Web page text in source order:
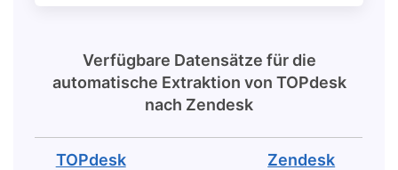
Verfügbare Datensätze für die
automatische Extraktion von TOPdesk
nach Zendesk
TOPdesk
Zendesk